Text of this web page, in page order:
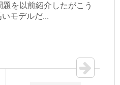
を以前紹介したがこう
モデルだ...